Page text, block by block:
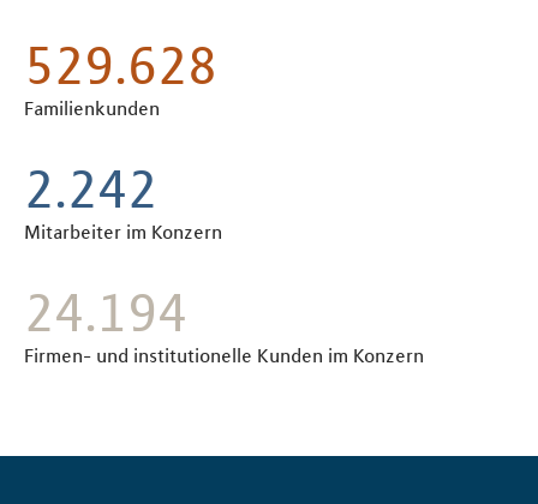
597.100
Familienkunden
2.539
Mitarbeiter im Konzern
27.400
Firmen- und institutionelle Kunden im Konzern